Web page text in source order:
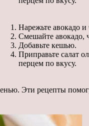
Нарежьте авокадо и
Смешайте авокадо,
Добавьте кешью.
Приправьте салат
перцем по вкусу.
Эти рецепты